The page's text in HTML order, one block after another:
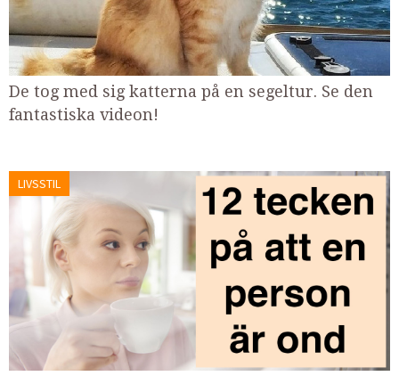
De tog med sig katterna på en segeltur. Se den
fantastiska videon!
LIVSSTIL